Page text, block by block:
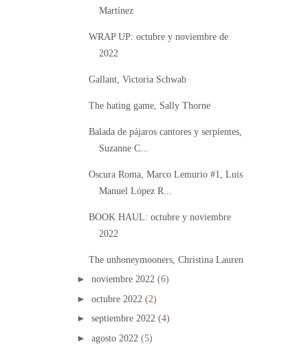
Martínez
WRAP UP: octubre y noviembre de
2022
Gallant, Victoria Schwab
The hating game, Sally Thorne
Balada de pájaros cantores y serpientes,
Suzanne C...
Oscura Roma, Marco Lemurio #1, Luis
Manuel López R...
BOOK HAUL: octubre y noviembre
2022
The unhoneymooners, Christina Lauren
► noviembre 2022 (6)
► octubre 2022 (2)
► septiembre 2022 (4)
► agosto 2022 (5)